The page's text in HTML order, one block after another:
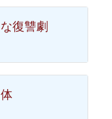
復讐劇